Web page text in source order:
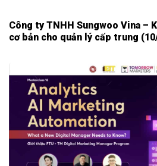
Công ty TNHH Sungwoo Vina –
cơ bản cho quản lý cấp trung